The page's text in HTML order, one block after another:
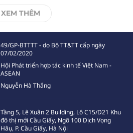
XEM THÊM
49/GP-BTTTT - do Bộ TT&TT cấp ngày
07/02/2020
Hội Phát triển hợp tác kinh tế Việt Nam -
ASEAN
Nguyễn Hà Thắng
Tầng 5, Lê Xuân 2 Building, Lô C15/D21 Khu
đô thị mới Cầu Giấy, Ngõ 100 Dịch Vọng
Hâụ, P. Cầu Giấy, Hà Nội